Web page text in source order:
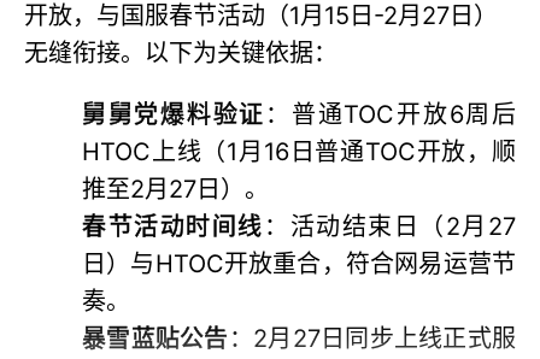
开放，与国服春节活动（1月15日-2月27日）
无缝衔接。以下为关键依据：
舅舅党爆料验证 ：普通TOC开放6周后
HTOC上线（1月16日普通TOC开放，顺
推至2月27日）。
春节活动时间线 ：活动结束日（2月27
日）与HTOC开放重合，符合网易运营节
奏。
暴雪蓝贴公告 ：2月27日同步上线正式服